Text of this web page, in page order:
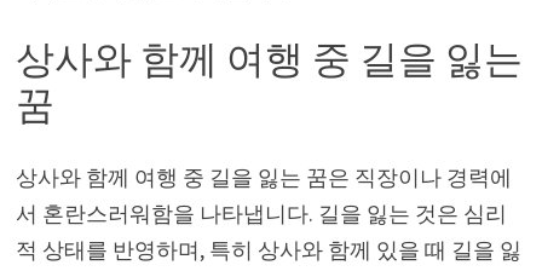
상사와 함께 여행 중 길을 잃는
꿈
상사와 함께 여행 중 길을 잃는 꿈은 직장이나 경력에
서 혼란스러워함을 나타냅니다. 길을 잃는 것은 심리
적 상태를 반영하며, 특히 상사와 함께 있을 때 길을 잃